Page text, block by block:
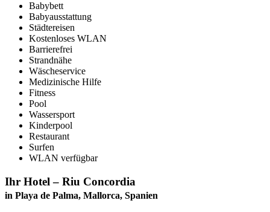
Babybett
Babyausstattung
Städtereisen
Kostenloses WLAN
Barrierefrei
Strandnähe
Wäscheservice
Medizinische Hilfe
Fitness
Pool
Wassersport
Kinderpool
Restaurant
Surfen
WLAN verfügbar
Ihr Hotel – Riu Concordia
in Playa de Palma, Mallorca, Spanien